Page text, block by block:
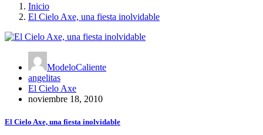
Inicio
El Cielo Axe, una fiesta inolvidable
ModeloCaliente
angelitas
El Cielo Axe
noviembre 18, 2010
El Cielo Axe, una fiesta inolvidable